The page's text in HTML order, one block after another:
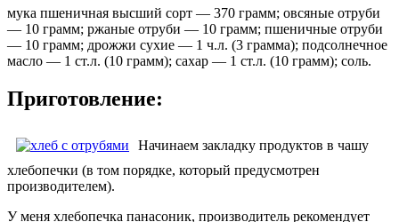
мука пшеничная высший сорт — 370 грамм; овсяные отруби
— 10 грамм; ржаные отруби — 10 грамм; пшеничные отруби
— 10 грамм; дрожжи сухие — 1 ч.л. (3 грамма); подсолнечное
масло — 1 ст.л. (10 грамм); сахар — 1 ст.л. (10 грамм); соль.
Приготовление:
Начинаем закладку продуктов в чашу
хлебопечки (в том порядке, который предусмотрен
производителем).
У меня хлебопечка панасоник, производитель рекомендует